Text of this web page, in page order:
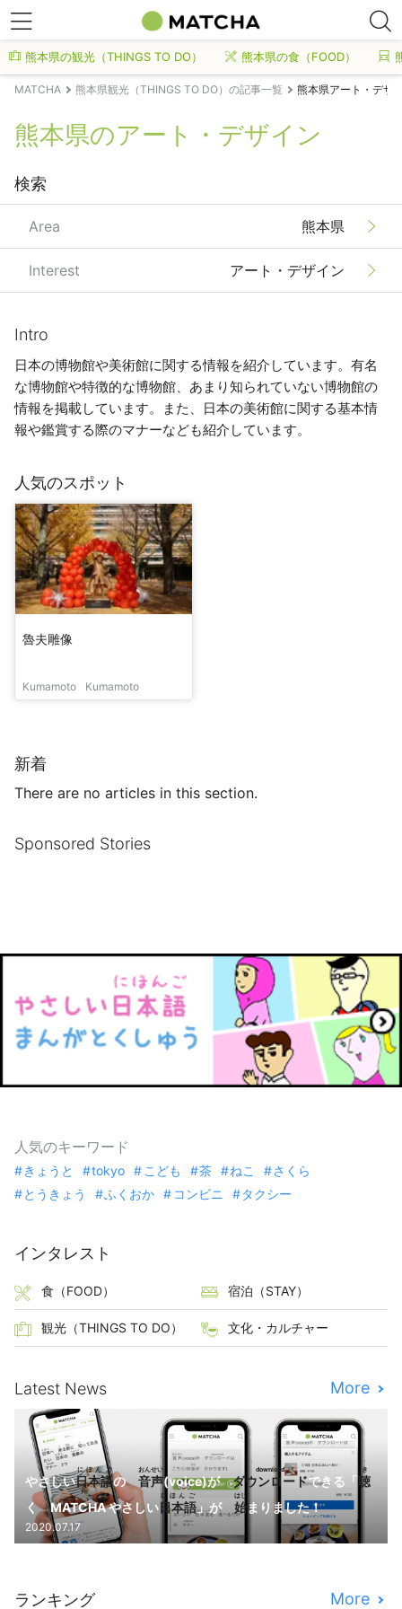
熊本県の観光（THINGS TO DO） 熊本県の食（FOOD）
MATCHA 熊本県観光（THINGS TO DO）の記事一覧 熊本県アート・デザ
熊本県のアート・デザイン
検索
Area 熊本県
Interest アート・デザイン
Intro
日本の博物館や美術館に関する情報を紹介しています。有名
な博物館や特徴的な博物館、あまり知られていない博物館の
情報を掲載しています。また、日本の美術館に関する基本情
報や鑑賞する際のマナーなども紹介しています。
人気のスポット
魯夫雕像
Kumamoto Kumamoto
新着
There are no articles in this section.
Sponsored Stories
人気のキーワード
きょうと tokyo こども 茶 ねこ
さくら
とうきょう
ふくおか コンビニ タクシー
インタレスト
食（FOOD） 宿泊（STAY）
観光（THINGS TO DO） 文化・カルチャー
Latest News More
やさしい日本語
にほんご
の音声
おんせい
(voice)がダウンロード
download
できる「 聴
き
く MATCHA やさしい 日本語
にほんご
」が 始
はじ
まりました！
2020.07.17
ランキング More